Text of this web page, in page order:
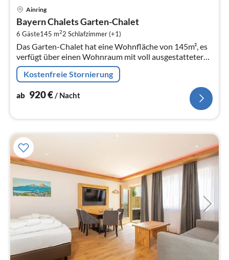
Ainring
Bayern Chalets Garten-Chalet
6 Gäste145 m22 Schlafzimmer (+1)
Das Garten-Chalet hat eine Wohnfläche von 145m², es
verfügt über einen Wohnraum mit voll ausgestatteter
Küche, ein Schlafzimmer im Parterre, ein grosses
Badezimmer mit DU/WC, ein z...
Kostenfreie Stornierung
ab 920€/ Nacht